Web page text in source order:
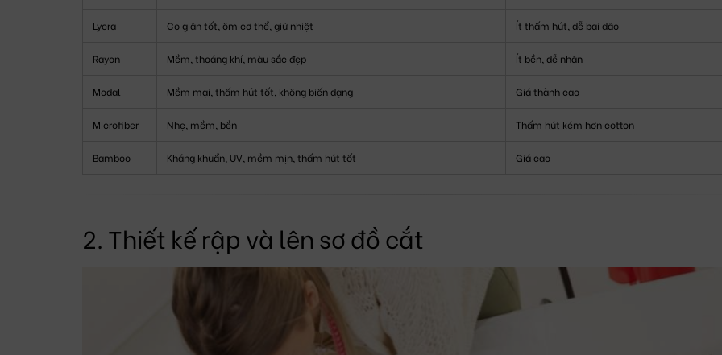
Lycra Co giãn tốt, ôm cơ thể, giữ nhiệt Ít thấm hút, dễ bai dão
Rayon Mềm, thoáng khí, màu sắc đẹp Ít bền, dễ nhăn
Modal Mềm mại, thấm hút tốt, không biến dạng Giá thành cao
Microfiber Nhẹ, mềm, bền Thấm hút kém hơn cotton
Bamboo Kháng khuẩn, UV, mềm mịn, thấm hút tốt Giá cao
2. Thiết kế rập và lên sơ đồ cắt